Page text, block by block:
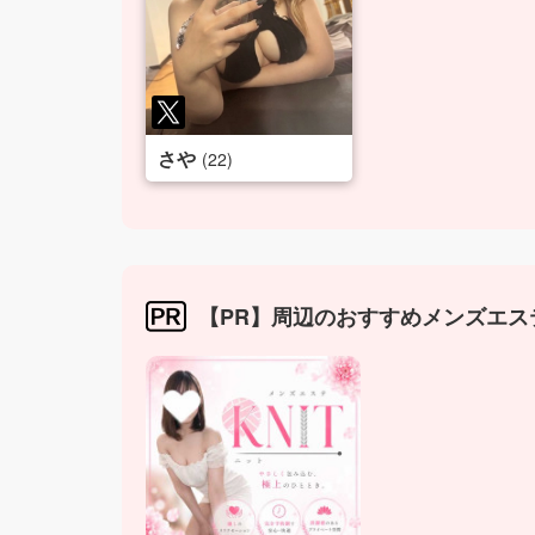
さや (22)
【PR】周辺のおすすめメンズエ